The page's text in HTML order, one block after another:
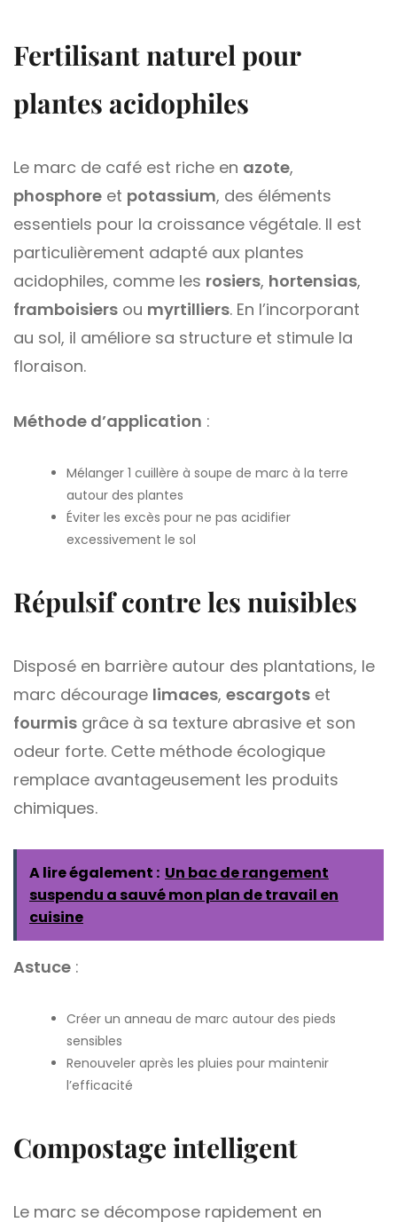
Fertilisant naturel pour
plantes acidophiles
Le marc de café est riche en azote,
phosphore et potassium, des éléments
essentiels pour la croissance végétale. Il est
particulièrement adapté aux plantes
acidophiles, comme les rosiers, hortensias,
framboisiers ou myrtilliers. En l’incorporant
au sol, il améliore sa structure et stimule la
floraison.
Méthode d’application :
Mélanger 1 cuillère à soupe de marc à la terre
autour des plantes
Éviter les excès pour ne pas acidifier
excessivement le sol
Répulsif contre les nuisibles
Disposé en barrière autour des plantations, le
marc décourage limaces, escargots et
fourmis grâce à sa texture abrasive et son
odeur forte. Cette méthode écologique
remplace avantageusement les produits
chimiques.
A lire également : Un bac de rangement
suspendu a sauvé mon plan de travail en
cuisine
Astuce :
Créer un anneau de marc autour des pieds
sensibles
Renouveler après les pluies pour maintenir
l’efficacité
Compostage intelligent
Le marc se décompose rapidement en